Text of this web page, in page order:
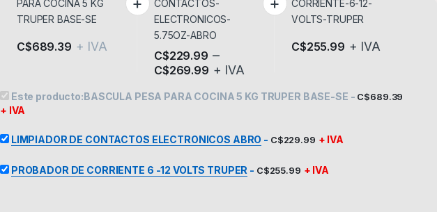
C$689.39 + IVA
C$229.99 –
C$269.99 + IVA
Este producto tiene múltiples variantes. Las opciones se
C$255.99 + IVA
Este producto:BASCULA PESA PARA COCINA 5 KG TRUPER BASE-SE - C$689.39
+ IVA
LIMPIADOR DE CONTACTOS ELECTRONICOS ABRO - C$229.99 + IVA
PROBADOR DE CORRIENTE 6 -12 VOLTS TRUPER - C$255.99 + IVA